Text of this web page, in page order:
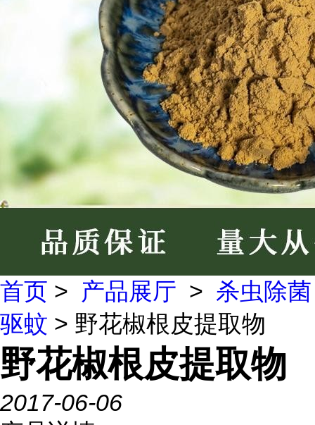
首页 > 产品展厅 > 杀虫除菌
驱蚊 > 野花椒根皮提取物
野花椒根皮提取物
2017-06-06